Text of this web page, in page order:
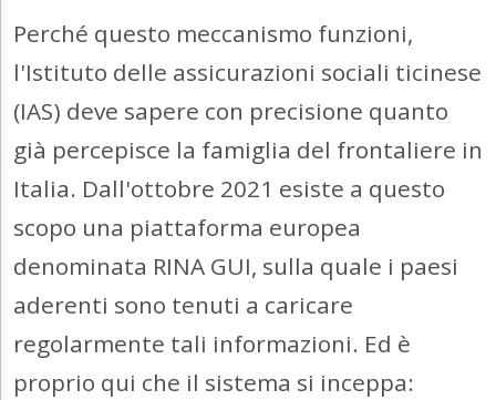
Perché questo meccanismo funzioni,
l'Istituto delle assicurazioni sociali ticinese
(IAS) deve sapere con precisione quanto
già percepisce la famiglia del frontaliere in
Italia. Dall'ottobre 2021 esiste a questo
scopo una piattaforma europea
denominata RINA GUI, sulla quale i paesi
aderenti sono tenuti a caricare
regolarmente tali informazioni. Ed è
proprio qui che il sistema si inceppa: